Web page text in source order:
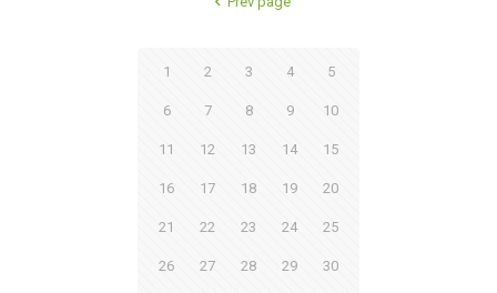
1 2 3 4 5
6 7 8 9 10
11 12 13 14 15
16 17 18 19 20
21 22 23 24 25
26 27 28 29 30